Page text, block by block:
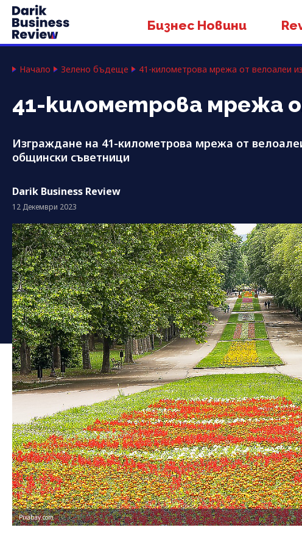
Бизнес Новини
Начало Зелено бъдеще 41-километрова мрежа от велоалеи
41-километрова мрежа
Изграждане на 41-километрова мрежа от
общински съветници
Darik Business Review
12 Декември 2023
Pixabay.com